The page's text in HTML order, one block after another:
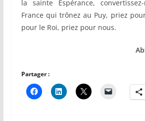
la sainte Espérance,
France qui trônez au Puy, priez
pour le Roi, priez pour nous.
Partager :